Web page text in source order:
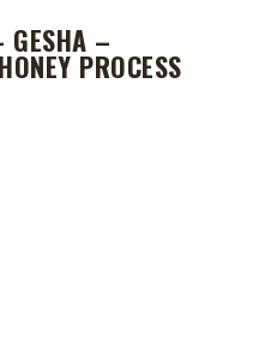
GESHA –
PROCESS